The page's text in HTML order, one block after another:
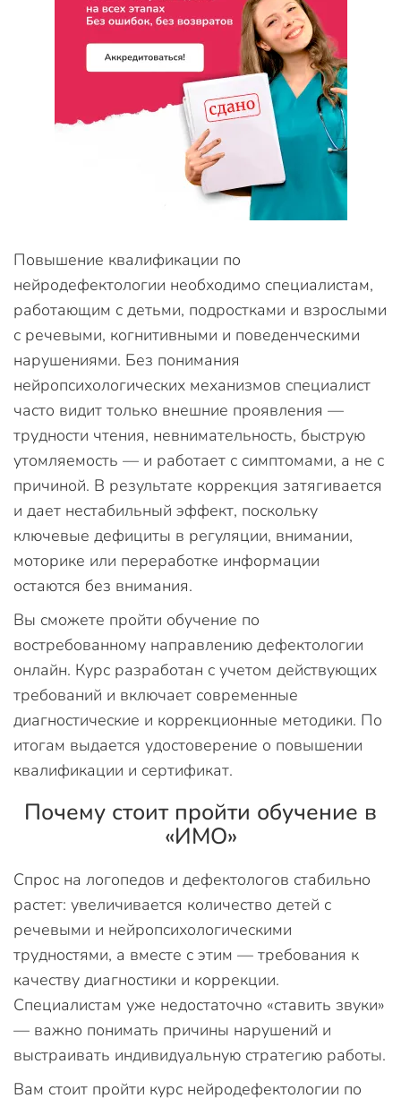
Повышение квалификации по
нейродефектологии необходимо специалистам,
работающим с детьми, подростками и взрослыми
с речевыми, когнитивными и поведенческими
нарушениями. Без понимания
нейропсихологических механизмов специалист
часто видит только внешние проявления —
трудности чтения, невнимательность, быструю
утомляемость — и работает с симптомами, а не с
причиной. В результате коррекция затягивается
и дает нестабильный эффект, поскольку
ключевые дефициты в регуляции, внимании,
моторике или переработке информации
остаются без внимания.
Вы сможете пройти обучение по
востребованному направлению дефектологии
онлайн. Курс разработан с учетом действующих
требований и включает современные
диагностические и коррекционные методики. По
итогам выдается удостоверение о повышении
квалификации и сертификат.
Почему стоит пройти обучение в
«ИМО»
Спрос на логопедов и дефектологов стабильно
растет: увеличивается количество детей с
речевыми и нейропсихологическими
трудностями, а вместе с этим — требования к
качеству диагностики и коррекции.
Специалистам уже недостаточно «ставить звуки»
— важно понимать причины нарушений и
выстраивать индивидуальную стратегию работы.
Вам стоит пройти курс нейродефектологии по